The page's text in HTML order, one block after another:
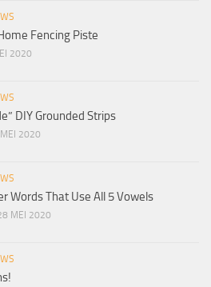
Fencing Piste
2020
DIY Grounded Strips
MEI 2020
Words That Use All 5 Vowels
MEI 2020